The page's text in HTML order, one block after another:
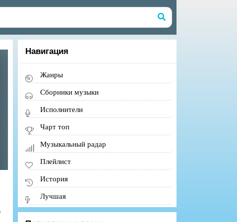
Навигация
Жанры
Сборники музыки
Исполнители
Чарт топ
Музыкальный радар
Плейлист
История
Лучшая